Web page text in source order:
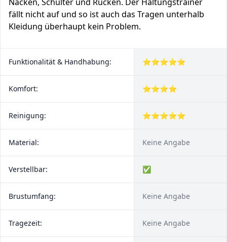
fällt nicht auf und so ist auch das Tragen unterhalb
Kleidung überhaupt kein Problem.
Funktionalität & Handhabung: ⭐⭐⭐⭐⭐
Komfort: ⭐⭐⭐⭐
Reinigung: ⭐⭐⭐⭐⭐
Material: Keine Angabe
Verstellbar: ✅
Brustumfang: Keine Angabe
Tragezeit: Keine Angabe